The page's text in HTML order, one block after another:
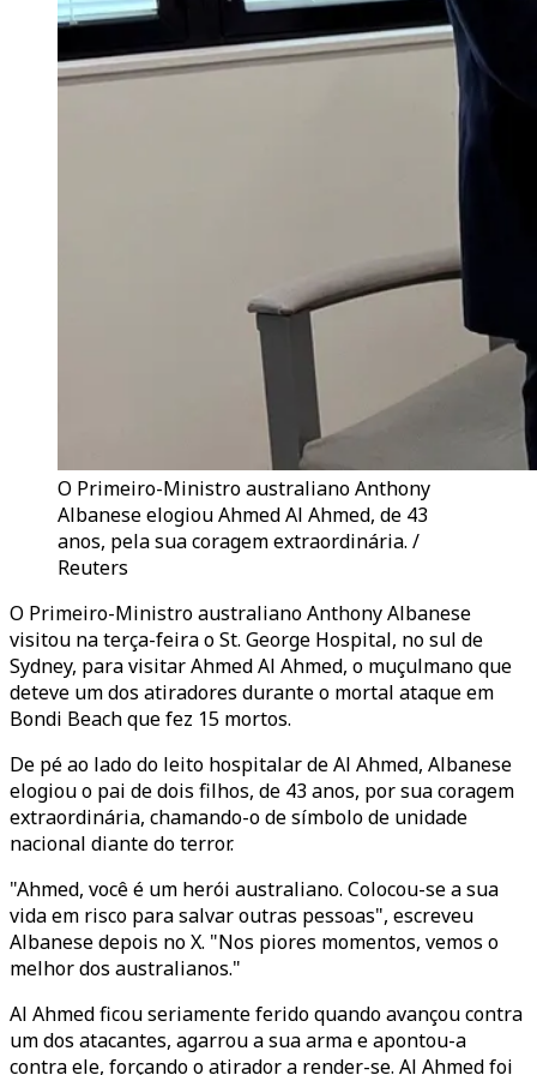
O Primeiro-Ministro australiano Anthony
Albanese elogiou Ahmed Al Ahmed, de 43
anos, pela sua coragem extraordinária. /
Reuters
O Primeiro-Ministro australiano Anthony Albanese
visitou na terça-feira o St. George Hospital, no sul de
Sydney, para visitar Ahmed Al Ahmed, o muçulmano que
deteve um dos atiradores durante o mortal ataque em
Bondi Beach que fez 15 mortos.
De pé ao lado do leito hospitalar de Al Ahmed, Albanese
elogiou o pai de dois filhos, de 43 anos, por sua coragem
extraordinária, chamando-o de símbolo de unidade
nacional diante do terror.
"Ahmed, você é um herói australiano. Colocou-se a sua
vida em risco para salvar outras pessoas", escreveu
Albanese depois no X. "Nos piores momentos, vemos o
melhor dos australianos."
Al Ahmed ficou seriamente ferido quando avançou contra
um dos atacantes, agarrou a sua arma e apontou-a
contra ele, forçando o atirador a render-se. Al Ahmed foi